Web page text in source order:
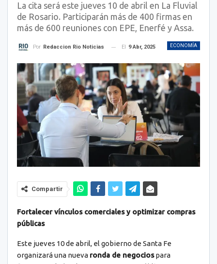
La cita será este jueves 10 de abril en La Fluvial
de Rosario. Participarán más de 400 firmas en
más de 600 reuniones con EPE, Enerfé y Assa.
ECONOMÍA
Por Redaccion Rio Noticias El 9 Abr, 2025
Compartir
Fortalecer vínculos comerciales y optimizar compras
públicas
Este jueves 10 de abril, el gobierno de Santa Fe
organizará una nueva ronda de negociospara